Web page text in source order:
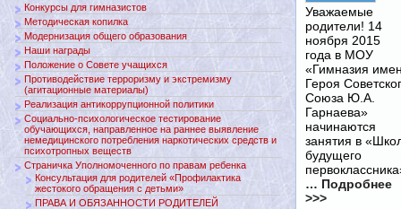
Уважаемые
родители! 14
ноября 2015
года в МОУ
«Гимназия
Героя
Союза Ю.А.
Гарнаева»
начинаются
занятия в
будущего
… Подробнее
>>>
Конкурсы для гимназистов
Методическая копилка
Модернизация общего образования
Наши награды
Положение о Совете учащихся
Противодействие терроризму и экстремизму
(агитационные материалы)
Реализация антикоррупционной политики
Социально-психологическое тестирование
обучающихся, направленное на раннее выявление
немедицинского потребления наркотических средств и
психотропных веществ
Страничка Уполномоченного по правам ребенка
Консультация для родителей «Профилактика
жестокого обращения с детьми»
ПРАВА И ОБЯЗАННОСТИ РОДИТЕЛЕЙ